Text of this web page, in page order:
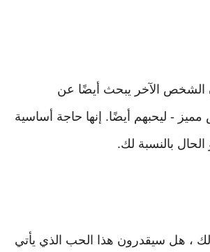
الشخص الآخر يبحث أيضًا عن
- ليحبهم أيضًا. إنها حاجة أساسية
الحال بالنسبة لك.
، هل سيقدرون هذا الحب الذي يأتي